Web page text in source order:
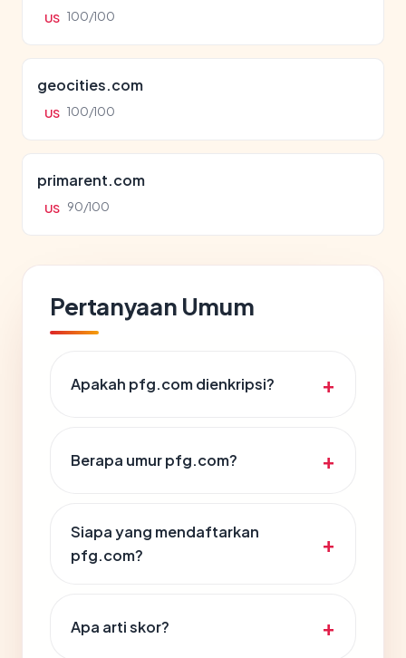
US 100/100
geocities.com
US 100/100
primarent.com
US 90/100
Pertanyaan Umum
Apakah pfg.com dienkripsi?
Berapa umur pfg.com?
Siapa yang mendaftarkan
pfg.com?
Apa arti skor?